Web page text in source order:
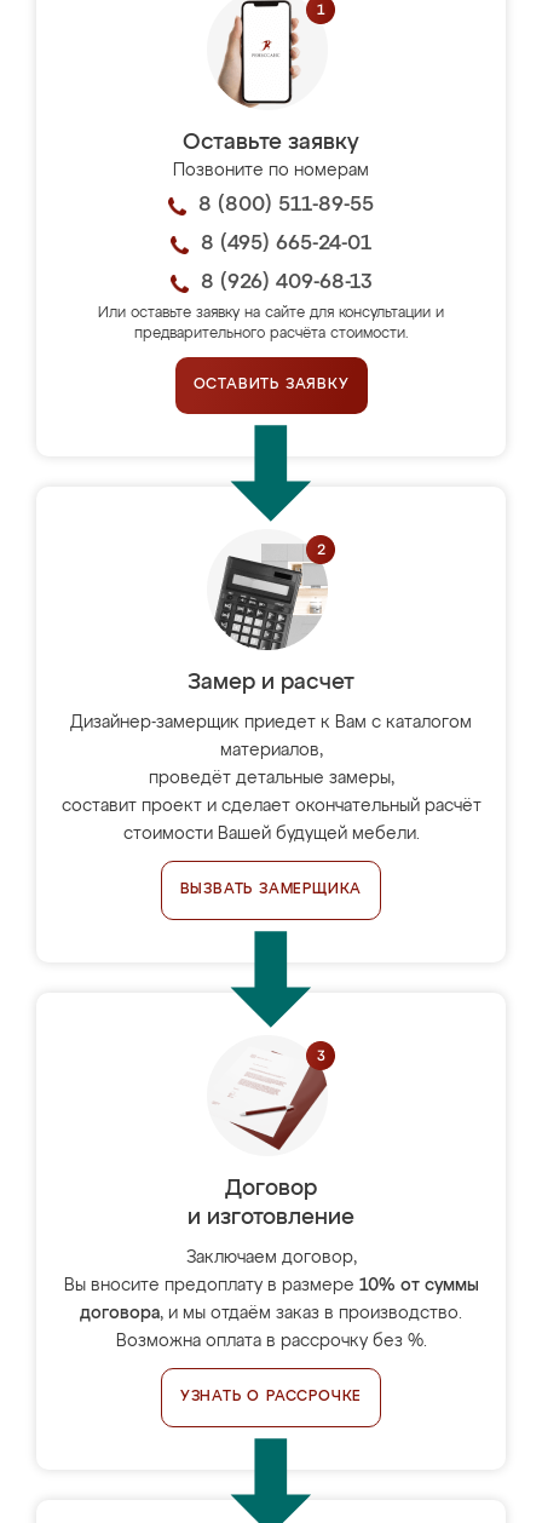
Оставьте заявку
Позвоните по номерам
8 (800) 511-89-55
8 (495) 665-24-01
8 (926) 409-68-13
Или оставьте заявку на сайте для консультации и
предварительного расчёта стоимости.
ОСТАВИТЬ ЗАЯВКУ
Замер и расчет
Дизайнер-замерщик приедет к Вам с каталогом
материалов,
проведёт детальные замеры,
составит проект и сделает окончательный расчёт
стоимости Вашей будущей мебели.
ВЫЗВАТЬ ЗАМЕРЩИКА
Договор
и изготовление
Заключаем договор,
Вы вносите предоплату в размере 10% от суммы
договора, и мы отдаём заказ в производство.
Возможна оплата в рассрочку без %.
УЗНАТЬ О РАССРОЧКЕ